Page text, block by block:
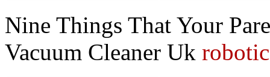
Nine Things That Your
Vacuum Cleaner Uk